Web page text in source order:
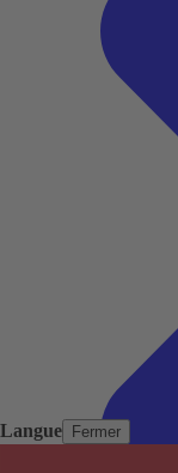
Langue Fermer